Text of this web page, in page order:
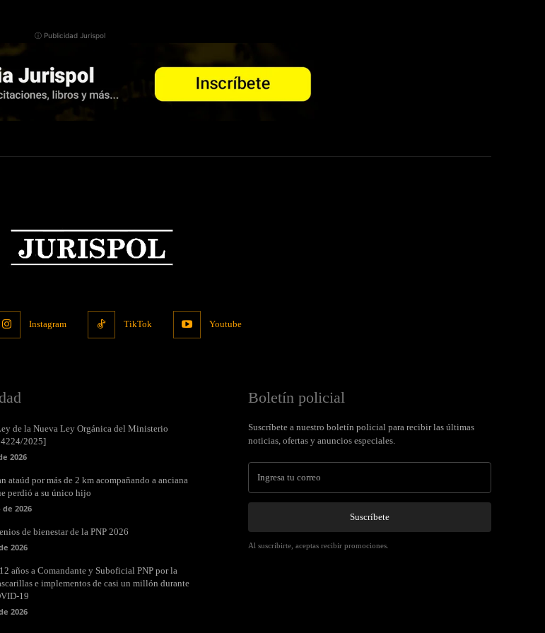
ⓘ Publicidad Jurispol
Instagram TikTok Youtube
de la Nueva Ley Orgánica del Ministerio
2025]
2026
ataúd por más de 2 km acompañando a anciana
perdió a su único hijo
2026
de bienestar de la PNP 2026
2026
años a Comandante y Suboficial PNP por la
e implementos de casi un millón durante
19
2026
Boletín policial
Suscríbete a nuestro boletín policial para recibir las últimas
noticias, ofertas y anuncios especiales.
Suscríbete
Al suscribirte, aceptas recibir promociones.